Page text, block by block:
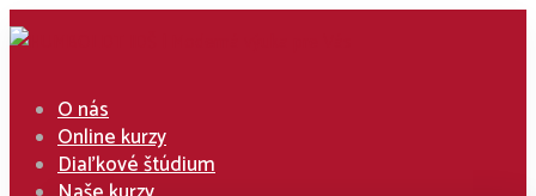
O nás
Online kurzy
Diaľkové štúdium